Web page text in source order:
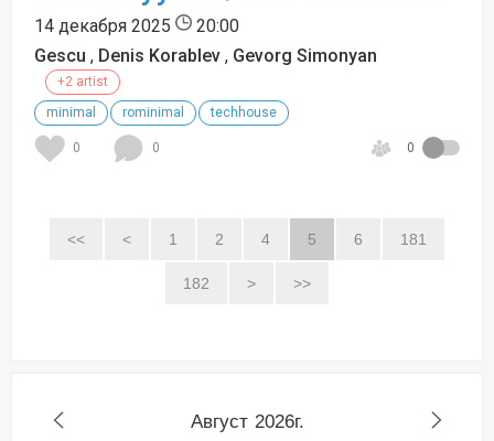
14 декабря 2025
20:00
Gescu , Denis Korablev , Gevorg Simonyan
+2 artist
minimal
rominimal techhouse
0 0 0
<< < 1 2 4 5 6 181
182 > >>
Август 2026г.